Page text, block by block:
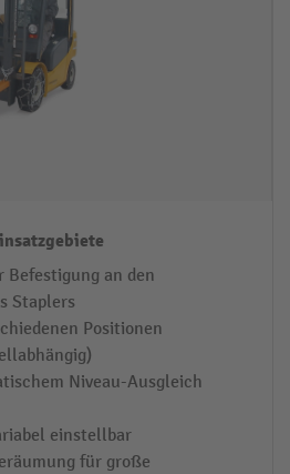
Befestigung an den
Staplers
Positionen
Niveau-Ausgleich
einstellbar
für große